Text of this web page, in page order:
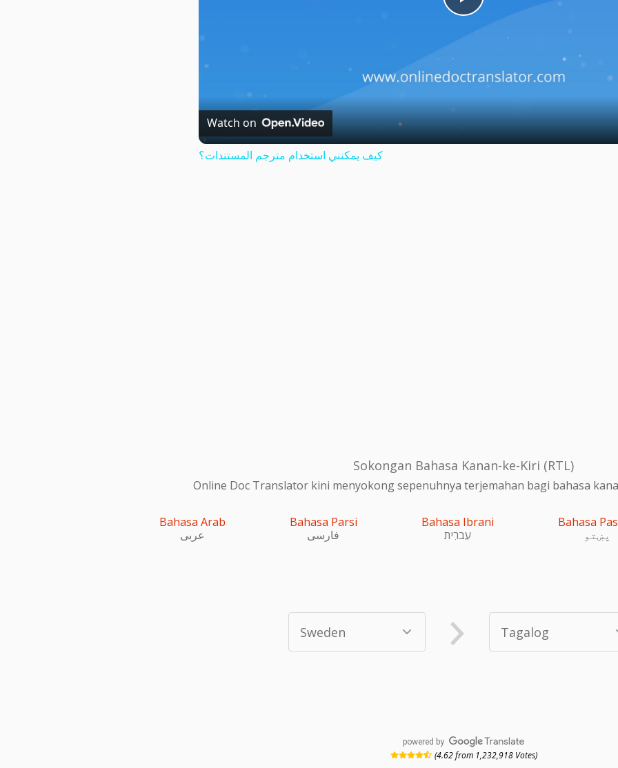
Play
Watch on
كيف يمكنني استخدام مترجم المستندات؟
Sokongan Bahasa Kanan-ke-Kiri (RTL)
Online Doc Translator kini menyokong sepenuhnya terjemahan bagi bahasa
Bahasa Arab
عربى
Bahasa Parsi
فارسی
Bahasa Ibrani
עִברִית
Bahasa
پښتو
powered by
(4.62 from 1,232,918 Votes)